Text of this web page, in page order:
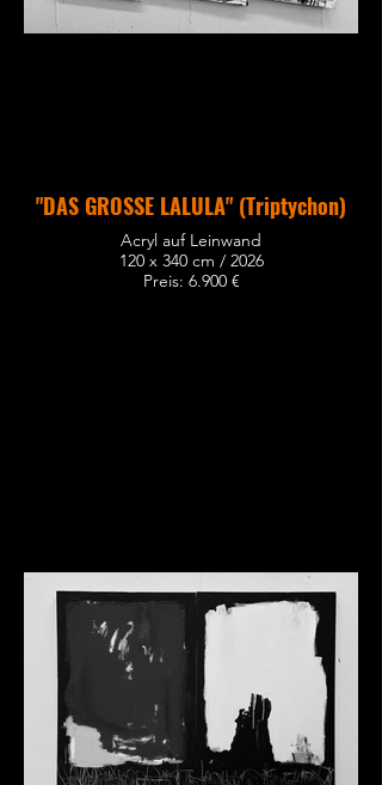
"DAS GROSSE LALULA" (Triptychon)
Acryl auf Leinwand
120 x 340 cm / 2026
Preis: 6.900 €